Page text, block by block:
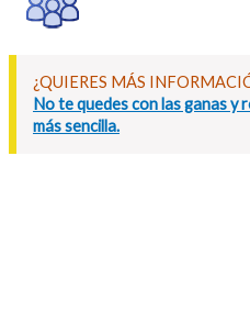
¿QUIERES MÁS
No te quedes con las ganas y
más sencilla.